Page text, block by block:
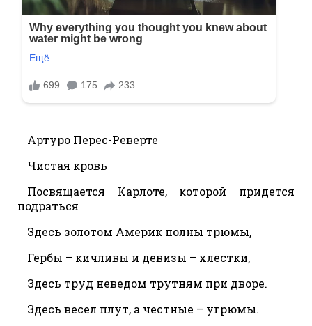
Артуро Перес-Реверте
Чистая кровь
Посвящается Карлоте, которой придется
подраться
Здесь золотом Америк полны трюмы,
Гербы – кичливы и девизы – хлестки,
Здесь труд неведом трутням при дворе.
Здесь весел плут, а честные – угрюмы.